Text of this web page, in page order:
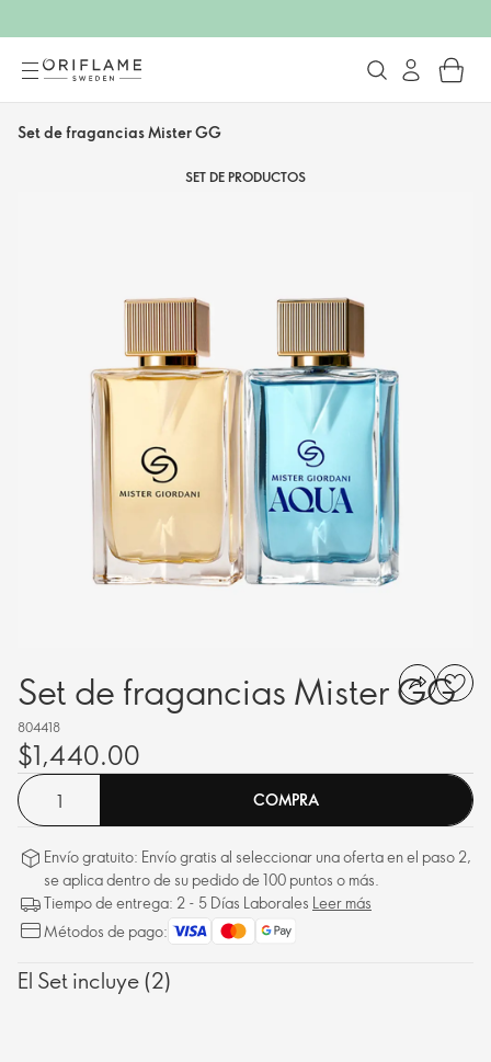
Set de fragancias Mister GG
SET DE PRODUCTOS
Set de fragancias Mister GG
804418
$1,440.00
COMPRA
Envío gratuito: Envío gratis al seleccionar una oferta en el paso 2,
se aplica dentro de su pedido de 100 puntos o más.
Tiempo de entrega: 2 - 5 Días Laborales Leer más
Métodos de pago:
El Set incluye (2)